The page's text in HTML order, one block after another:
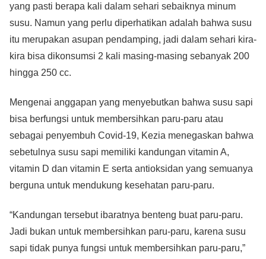
yang pasti berapa kali dalam sehari sebaiknya minum
susu. Namun yang perlu diperhatikan adalah bahwa susu
itu merupakan asupan pendamping, jadi dalam sehari kira-
kira bisa dikonsumsi 2 kali masing-masing sebanyak 200
hingga 250 cc.
Mengenai anggapan yang menyebutkan bahwa susu sapi
bisa berfungsi untuk membersihkan paru-paru atau
sebagai penyembuh Covid-19, Kezia menegaskan bahwa
sebetulnya susu sapi memiliki kandungan vitamin A,
vitamin D dan vitamin E serta antioksidan yang semuanya
berguna untuk mendukung kesehatan paru-paru.
“Kandungan tersebut ibaratnya benteng buat paru-paru.
Jadi bukan untuk membersihkan paru-paru, karena susu
sapi tidak punya fungsi untuk membersihkan paru-paru,”